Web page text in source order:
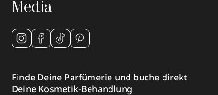
Media
Finde Deine Parfümerie und buche direkt
Deine Kosmetik-Behandlung